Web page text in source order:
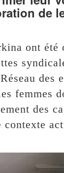
de
ont été
des
femmes
des